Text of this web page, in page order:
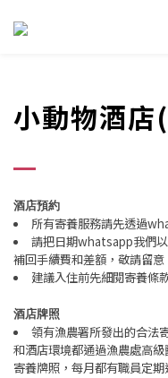
小動物酒
酒店預約
所有寄養服務請先透過
請把日期whatsapp我們
補回手續費和差額，敬請留意
建議入住前先細閱寄養條
酒店牌照
領有漁農署所發出的合法
和酒店環境都通過漁農處高
寄養牌照，每月都有職員定期